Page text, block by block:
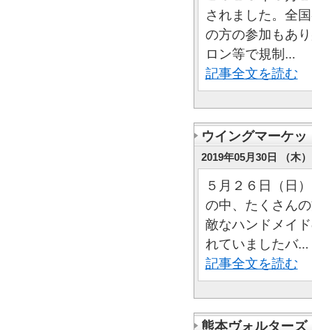
されました。全
の方の参加もあ
ロン等で規制...
記事全文を読む
ウイングマーケッ
2019年05月30日 （木
５月２６日（日
の中、たくさん
敵なハンドメイ
れていましたバ...
記事全文を読む
熊本ヴォルターズ